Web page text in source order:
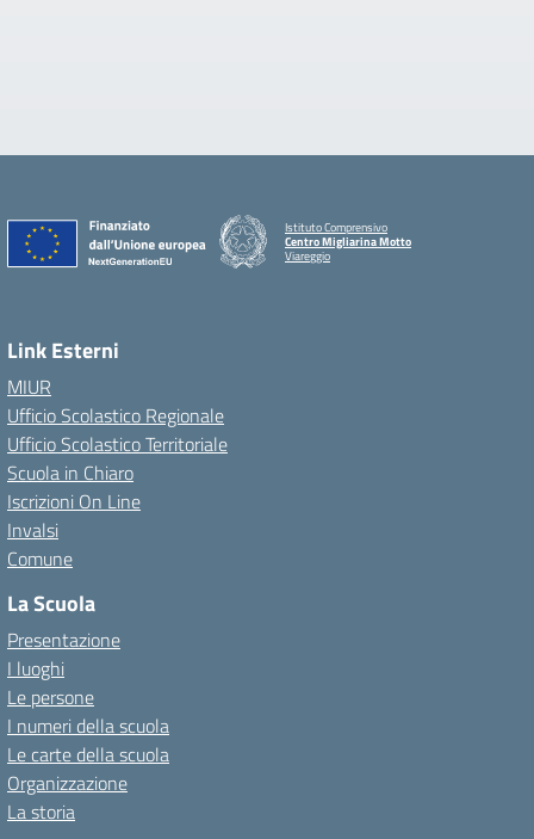
Istituto Comprensivo
Centro Migliarina Motto
Viareggio
Link Esterni
MIUR
Ufficio Scolastico Regionale
Ufficio Scolastico Territoriale
Scuola in Chiaro
Iscrizioni On Line
Invalsi
Comune
La Scuola
Presentazione
I luoghi
Le persone
I numeri della scuola
Le carte della scuola
Organizzazione
La storia